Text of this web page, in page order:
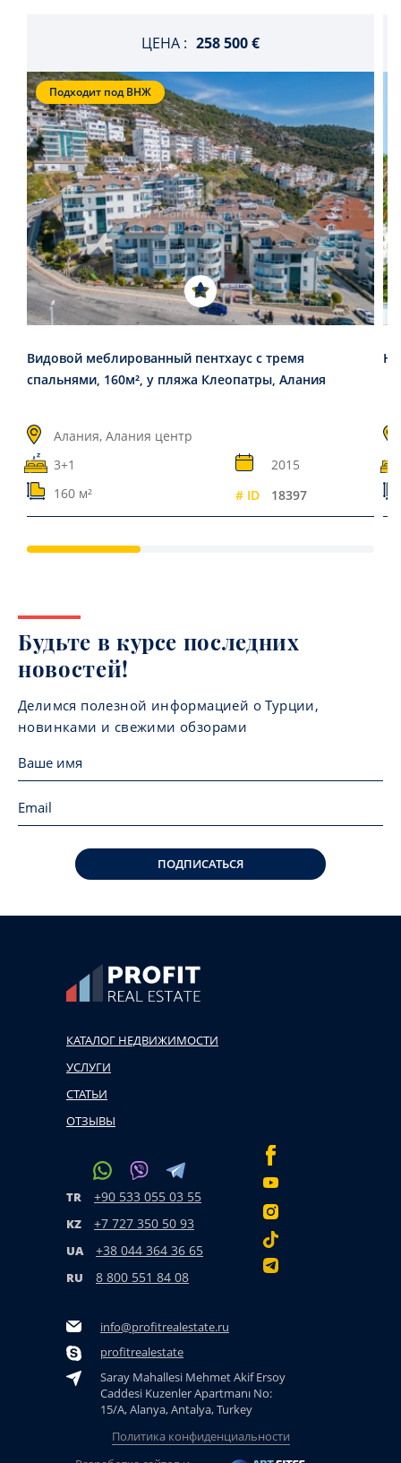
ЦЕНА : 258 500 €
Подходит под ВНЖ
Видовой меблированный пентхаус с тремя
спальнями, 160м², у пляжа Клеопатры, Алания
Алания, Алания центр
3+1
2015
160 м²
# ID 18397
Будьте в курсе последних
новостей!
Делимся полезной информацией о Турции,
новинками и свежими обзорами
ПОДПИСАТЬСЯ
КАТАЛОГ НЕДВИЖИМОСТИ
УСЛУГИ
СТАТЬИ
ОТЗЫВЫ
TR +90 533 055 03 55
KZ +7 727 350 50 93
UA +38 044 364 36 65
RU 8 800 551 84 08
info@profitrealestate.ru
profitrealestate
Saray Mahallesi Mehmet Akif Ersoy
Caddesi Kuzenler Apartmanı No:
15/A, Alanya, Antalya, Turkey
Политика конфиденциальности